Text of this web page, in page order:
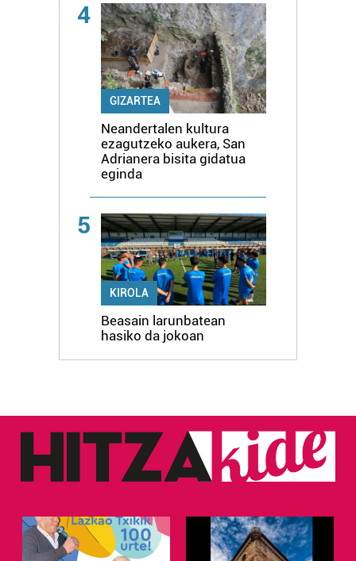
4
GIZARTEA
Neandertalen kultura
ezagutzeko aukera, San
Adrianera bisita gidatua
eginda
5
KIROLA
Beasain larunbatean
hasiko da jokoan